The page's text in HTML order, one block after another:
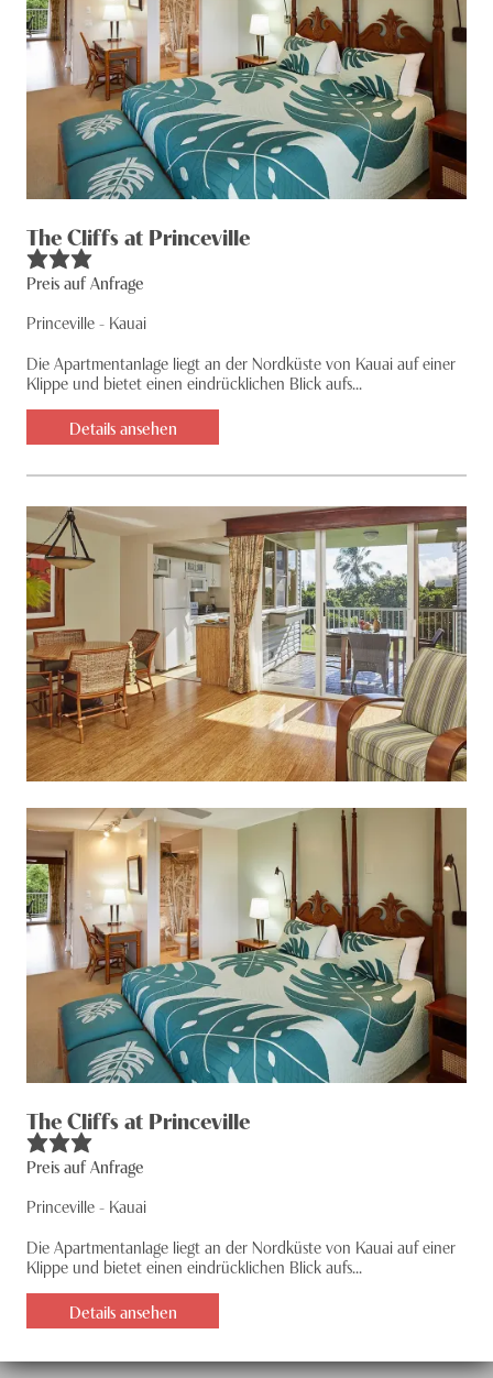
The Cliffs at Princeville
Preis auf Anfrage
Princeville - Kauai
Die Apartmentanlage liegt an der Nordküste von Kauai auf einer
Klippe und bietet einen eindrücklichen Blick aufs...
Details ansehen
The Cliffs at Princeville
Preis auf Anfrage
Princeville - Kauai
Die Apartmentanlage liegt an der Nordküste von Kauai auf einer
Klippe und bietet einen eindrücklichen Blick aufs...
Details ansehen